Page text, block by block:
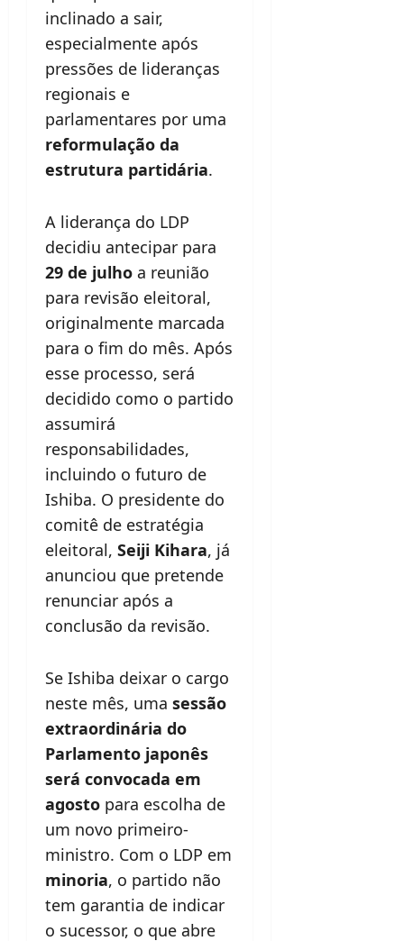
inclinado a sair,
especialmente após
pressões de lideranças
regionais e
parlamentares por uma
reformulação da
estrutura partidária.
A liderança do LDP
decidiu antecipar para
29 de julho a reunião
para revisão eleitoral,
originalmente marcada
para o fim do mês. Após
esse processo, será
decidido como o partido
assumirá
responsabilidades,
incluindo o futuro de
Ishiba. O presidente do
comitê de estratégia
eleitoral, Seiji Kihara, já
anunciou que pretende
renunciar após a
conclusão da revisão.
Se Ishiba deixar o cargo
neste mês, uma sessão
extraordinária do
Parlamento japonês
será convocada em
agosto para escolha de
um novo primeiro-
ministro. Com o LDP em
minoria, o partido não
tem garantia de indicar
o sucessor, o que abre